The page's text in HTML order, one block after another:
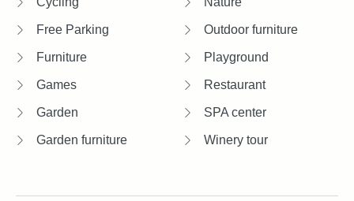
Free Parking
Furniture
Games
Garden
Garden furniture
Outdoor furniture
Playground
Restaurant
SPA center
Winery tour